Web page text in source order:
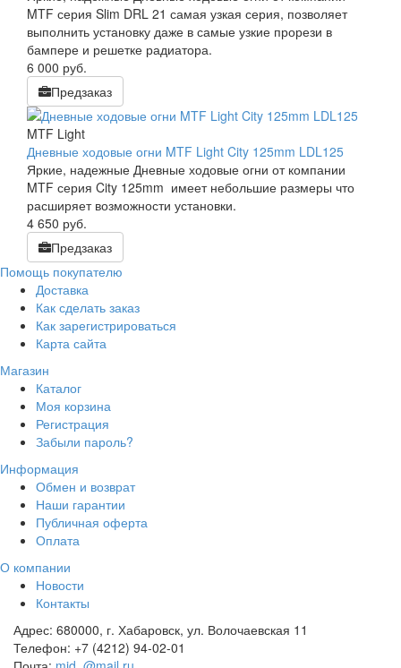
MTF серия Slim DRL 21 самая узкая серия, позволяет
выполнить установку даже в самые узкие прорези в
бампере и решетке радиатора.
6 000 руб.
Предзаказ
MTF Light
Дневные ходовые огни MTF Light City 125mm LDL125
Яркие, надежные Дневные ходовые огни от компании
MTF серия City 125mm имеет небольшие размеры что
расширяет возможности установки.
4 650 руб.
Предзаказ
Помощь покупателю
Доставка
Как сделать заказ
Как зарегистрироваться
Карта сайта
Магазин
Каталог
Моя корзина
Регистрация
Забыли пароль?
Информация
Обмен и возврат
Наши гарантии
Публичная оферта
Оплата
О компании
Новости
Контакты
Адрес: 680000, г. Хабаровск, ул. Волочаевская 11
Телефон: +7 (4212) 94-02-01